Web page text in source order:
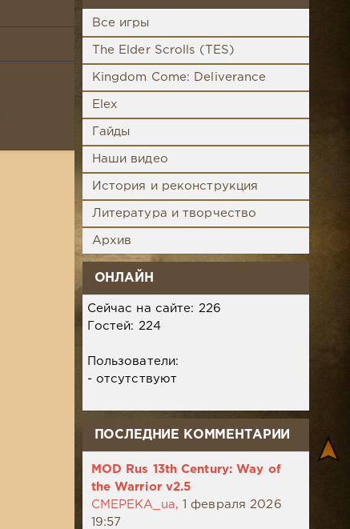
Все игры
The Elder Scrolls (TES)
Kingdom Come: Deliverance
Elex
Гайды
Наши видео
История и реконструкция
Литература и творчество
Архив
ОНЛАЙН
Сейчас на сайте: 226
Гостей: 224
Пользователи:
- отсутствуют
ПОСЛЕДНИЕ КОММЕНТАРИИ
MOD Rus 13th Century: Way of
the Warrior v2.5
CMEPEKA_ua,
1 февраля 2026
19:57